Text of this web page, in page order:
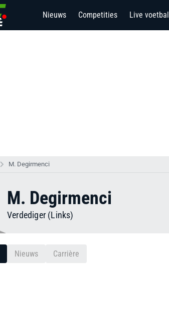
Nieuws Competities Live voetbal
M. Degirmenci
M. Degirmenci
Verdediger (Links)
Nieuws Carrière